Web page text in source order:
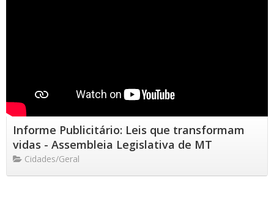
Informe Publicitário: Leis que transformam
vidas - Assembleia Legislativa de MT
Cidades/Geral